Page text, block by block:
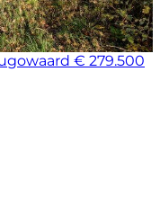
€ 279.500